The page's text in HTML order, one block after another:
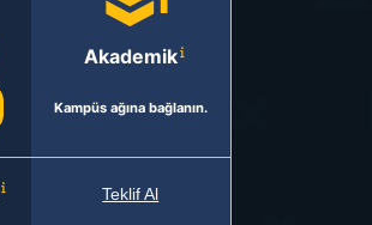
Akademik
Kampüs ağına bağlanın.
Teklif Al